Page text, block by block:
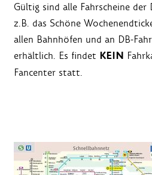
Gültig sind alle Fahrscheine der
z.B. das Schöne
allen Bahnhöfen und an DB-
erhältlich. Es findet KEIN
Fancenter statt.